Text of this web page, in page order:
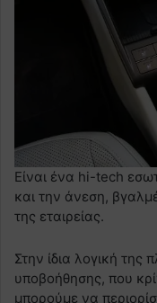
Είναι ένα hi-tech
και την άνεση,
της εταιρείας.
Στην ίδια λογική της
υποβοήθησης, που
μπορούμε να